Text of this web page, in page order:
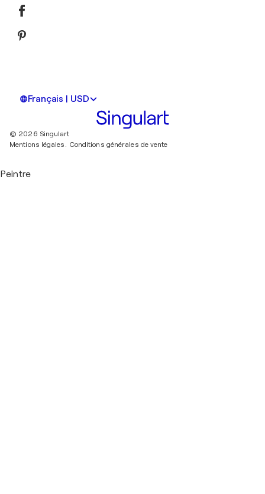
Français | USD
© 2026 Singulart
Mentions légales.
Conditions générales de vente
Peintre